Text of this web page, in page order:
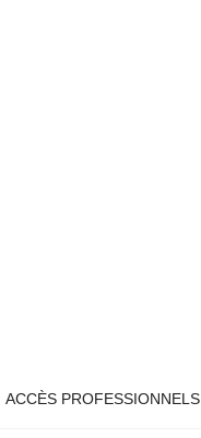
ACCÈS PROFESSIONNELS